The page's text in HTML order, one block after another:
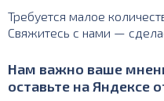
Требуется малое
Свяжитесь с нами —
Нам важно ваше
оставьте на Яндексе